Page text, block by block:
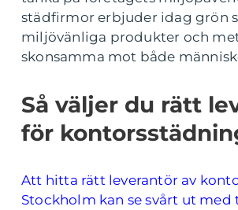
städfirmor erbjuder idag grön
miljövänliga produkter och
skonsamma mot både
Så väljer du rätt
för
Att hitta rätt leverantör av
Stockholm kan se svårt ut med